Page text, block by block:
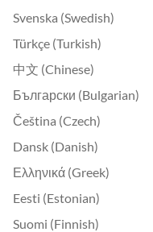
Svenska (Swedish)
Türkçe (Turkish)
中文 (Chinese)
Български (Bulgarian)
Čeština (Czech)
Dansk (Danish)
Ελληνικά (Greek)
Eesti (Estonian)
Suomi (Finnish)